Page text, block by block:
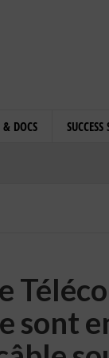
& DOCS SUCCESS
sont